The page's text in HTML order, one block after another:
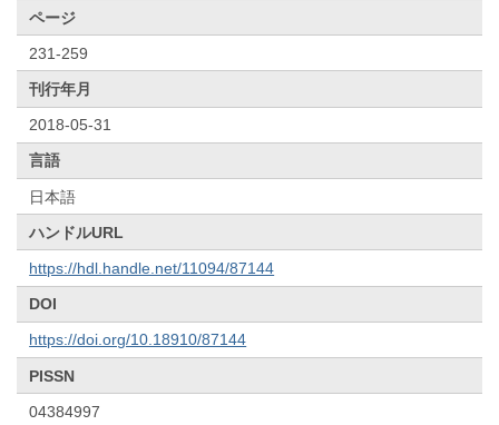
ページ
231-259
刊行年月
2018-05-31
言語
日本語
ハンドルURL
https://hdl.handle.net/11094/87144
DOI
https://doi.org/10.18910/87144
PISSN
04384997